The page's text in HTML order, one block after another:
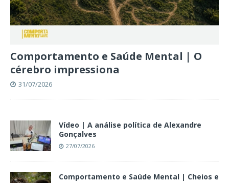
Comportamento e Saúde Mental | O
cérebro impressiona
31/07/2026
Vídeo | A análise política de Alexandre
Gonçalves
27/07/2026
Comportamento e Saúde Mental | Cheios e